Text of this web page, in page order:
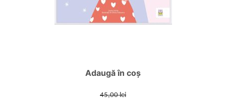
Adaugă în coș
45,00 lei